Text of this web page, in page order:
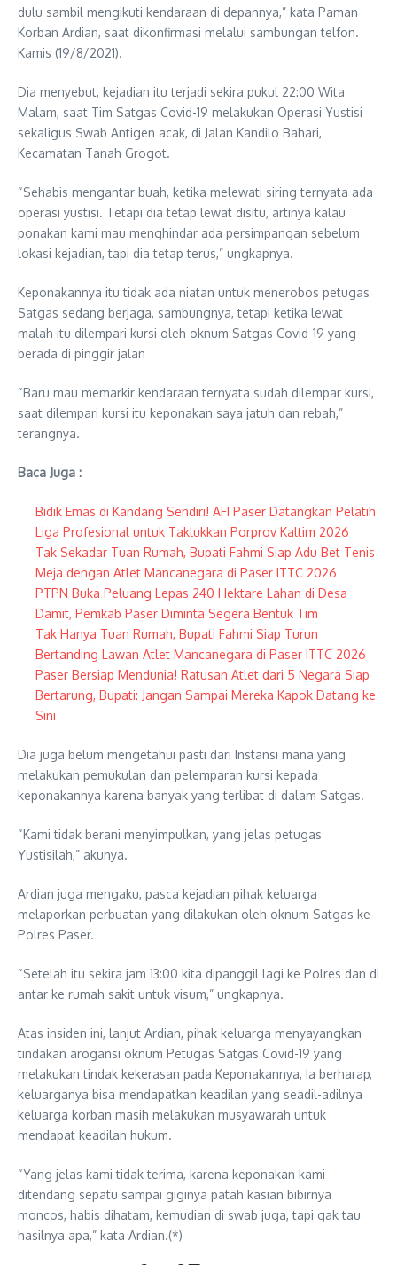
dulu sambil mengikuti kendaraan di depannya,” kata Paman
Korban Ardian, saat dikonfirmasi melalui sambungan telfon.
Kamis (19/8/2021).
Dia menyebut, kejadian itu terjadi sekira pukul 22:00 Wita
Malam, saat Tim Satgas Covid-19 melakukan Operasi Yustisi
sekaligus Swab Antigen acak, di Jalan Kandilo Bahari,
Kecamatan Tanah Grogot.
“Sehabis mengantar buah, ketika melewati siring ternyata ada
operasi yustisi. Tetapi dia tetap lewat disitu, artinya kalau
ponakan kami mau menghindar ada persimpangan sebelum
lokasi kejadian, tapi dia tetap terus,” ungkapnya.
Keponakannya itu tidak ada niatan untuk menerobos petugas
Satgas sedang berjaga, sambungnya, tetapi ketika lewat
malah itu dilempari kursi oleh oknum Satgas Covid-19 yang
berada di pinggir jalan
“Baru mau memarkir kendaraan ternyata sudah dilempar kursi,
saat dilempari kursi itu keponakan saya jatuh dan rebah,”
terangnya.
Baca Juga :
Bidik Emas di Kandang Sendiri! AFI Paser Datangkan Pelatih
Liga Profesional untuk Taklukkan Porprov Kaltim 2026
Tak Sekadar Tuan Rumah, Bupati Fahmi Siap Adu Bet Tenis
Meja dengan Atlet Mancanegara di Paser ITTC 2026
PTPN Buka Peluang Lepas 240 Hektare Lahan di Desa
Damit, Pemkab Paser Diminta Segera Bentuk Tim
Tak Hanya Tuan Rumah, Bupati Fahmi Siap Turun
Bertanding Lawan Atlet Mancanegara di Paser ITTC 2026
Paser Bersiap Mendunia! Ratusan Atlet dari 5 Negara Siap
Bertarung, Bupati: Jangan Sampai Mereka Kapok Datang ke
Sini
Dia juga belum mengetahui pasti dari Instansi mana yang
melakukan pemukulan dan pelemparan kursi kepada
keponakannya karena banyak yang terlibat di dalam Satgas.
“Kami tidak berani menyimpulkan, yang jelas petugas
Yustisilah,” akunya.
Ardian juga mengaku, pasca kejadian pihak keluarga
melaporkan perbuatan yang dilakukan oleh oknum Satgas ke
Polres Paser.
“Setelah itu sekira jam 13:00 kita dipanggil lagi ke Polres dan di
antar ke rumah sakit untuk visum,” ungkapnya.
Atas insiden ini, lanjut Ardian, pihak keluarga menyayangkan
tindakan arogansi oknum Petugas Satgas Covid-19 yang
melakukan tindak kekerasan pada Keponakannya, Ia berharap,
keluarganya bisa mendapatkan keadilan yang seadil-adilnya
keluarga korban masih melakukan musyawarah untuk
mendapat keadilan hukum.
“Yang jelas kami tidak terima, karena keponakan kami
ditendang sepatu sampai giginya patah kasian bibirnya
moncos, habis dihatam, kemudian di swab juga, tapi gak tau
hasilnya apa,” kata Ardian.(*)